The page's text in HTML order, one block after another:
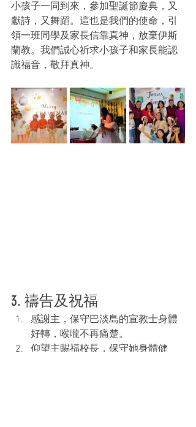
小孩子一同到來，參加聖誕節慶典，又
獻詩，又舞蹈。這也是我們的使命，引
領一班同學及家長信靠真神，放棄伊斯
蘭教。我們誠心祈求小孩子和家長能認
識福音，敬拜真神。
3. 禱告及祝福
感謝主，保守巴淡島的宣教士身體
好轉，喉嚨不再痛楚。
仰望主賜福校長，保守她身體健